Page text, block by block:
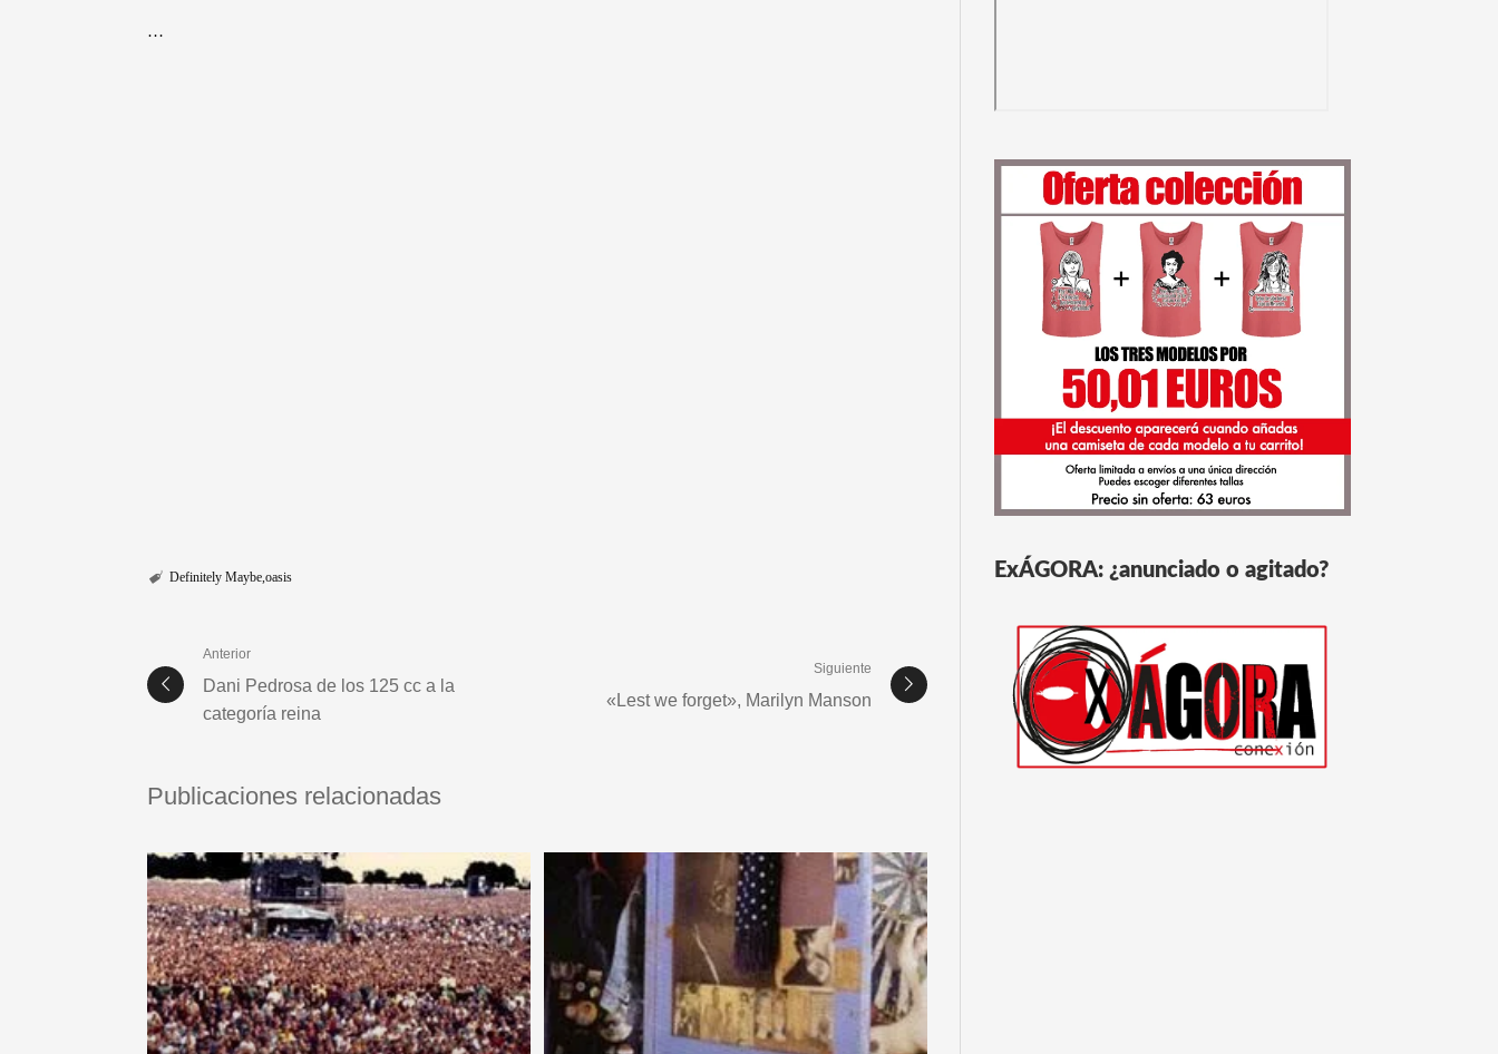
…
Definitely Maybe oasis
Anterior
Dani Pedrosa de los 125 cc a la
categoría reina
Siguiente
«Lest we forget», Marilyn Manson
Publicaciones relacionadas
ExÁGORA: ¿anunciado o agitado?